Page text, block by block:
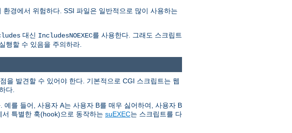
경에서 위험하다. SSI 파일은 일반적으로 많이 사용하는
대신 IncludesNOEXEC를 사용한다. 그래도 스크립트
행할 수 있음을 주의하라.
을 발견할 수 있어야 한다. 기본적으로 CGI 스크립트는 웹
다.
를 들어, 사용자 A는 사용자 B를 매우 싫어하여, 사용자 B
특별한 훅(hook)으로 동작하는 suEXEC는 스크립트를 다